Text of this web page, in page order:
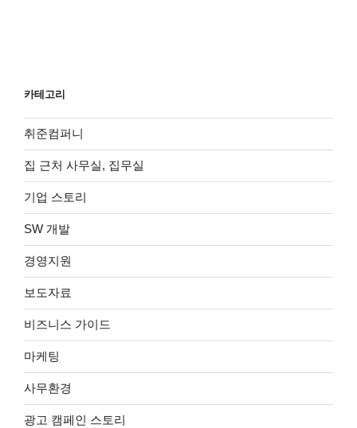
카테고리
취준컴퍼니
집 근처 사무실, 집무실
기업 스토리
SW 개발
경영지원
보도자료
비즈니스 가이드
마케팅
사무환경
광고 캠페인 스토리